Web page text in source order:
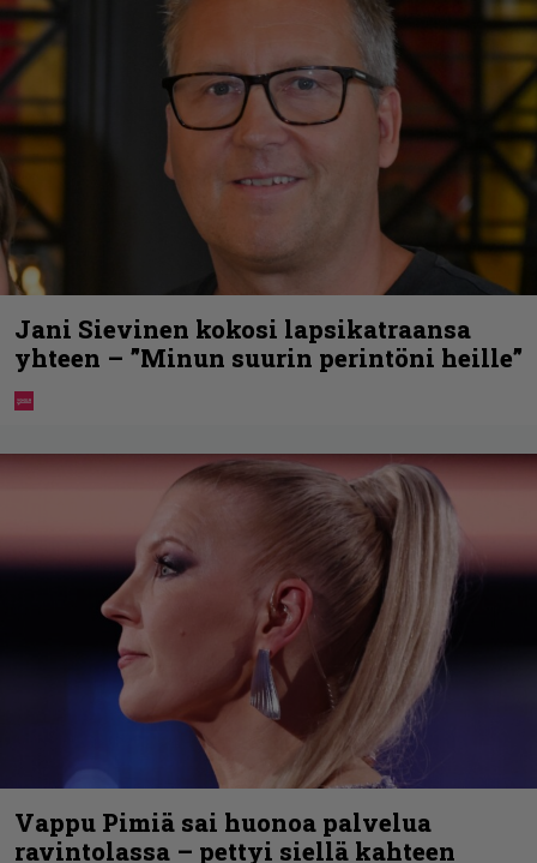
Jani Sievinen kokosi lapsikatraansa
yhteen – ”Minun suurin perintöni heille”
Vappu Pimiä sai huonoa palvelua
ravintolassa – pettyi siellä kahteen